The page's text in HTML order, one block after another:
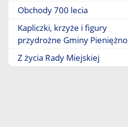
Obchody 700 lecia
Kapliczki, krzyże i figury
przydrożne Gminy Pieniężno
Z życia Rady Miejskiej